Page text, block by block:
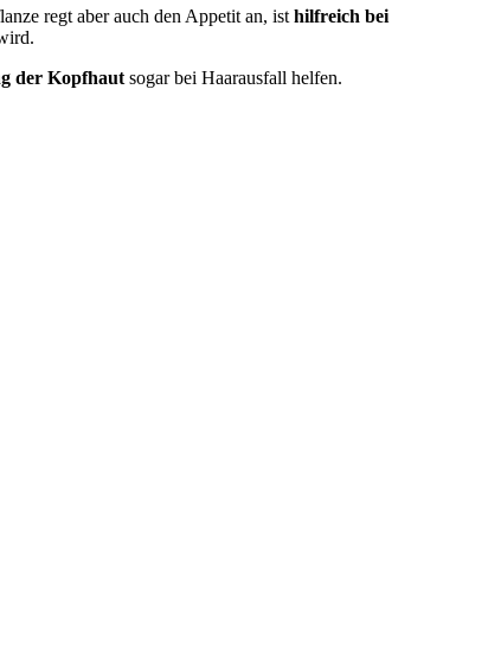
regt aber auch den Appetit an, ist hilfreich bei
der Kopfhaut sogar bei Haarausfall helfen.